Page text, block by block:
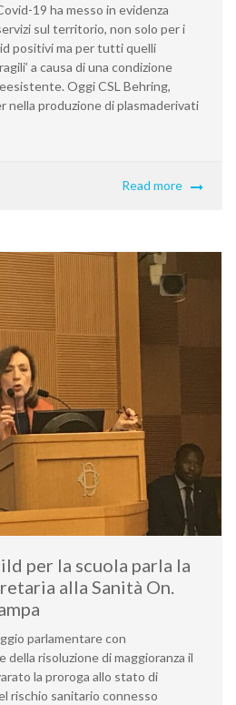
19 ha messo in evidenza
sul territorio, non solo per i
positivi ma per tutti quelli
a causa di una condizione
Oggi CSL Behring,
nella produzione di plasmaderivati
Read more
per la scuola parla la
alla Sanità On.
parlamentare con
della risoluzione di maggioranza il
la proroga allo stato di
rischio sanitario connesso